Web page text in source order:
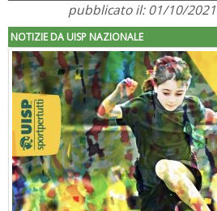
pubblicato il: 01/10/
NOTIZIE DA UISP NAZIONALE